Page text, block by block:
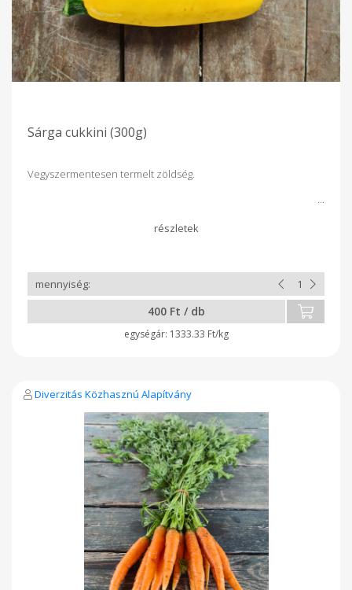
Sárga cukkini (300g)
Vegyszermentesen termelt zöldség.
400 Ft / db
1333.33 Ft/kg
Diverzitás Közhasznú Alapítvány